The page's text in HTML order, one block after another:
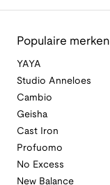
Populaire merken
YAYA
Studio Anneloes
Cambio
Geisha
Cast Iron
Profuomo
No Excess
New Balance